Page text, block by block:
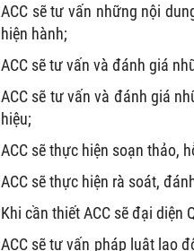
ACC sẽ tư vấn những nội
hiện hành;
ACC sẽ tư vấn và đánh giá
ACC sẽ tư vấn và đánh giá
hiệu;
ACC sẽ thực hiện soạn thảo,
ACC sẽ thực hiện rà soát,
Khi cần thiết ACC sẽ đại
ACC sẽ tư vấn pháp luật lao